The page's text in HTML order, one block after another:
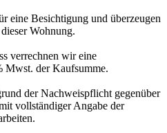
eine Besichtigung und überzeugen
Wohnung.
verrechnen wir eine
Mwst. der Kaufsumme.
der Nachweispflicht gegenüber
vollständiger Angabe der